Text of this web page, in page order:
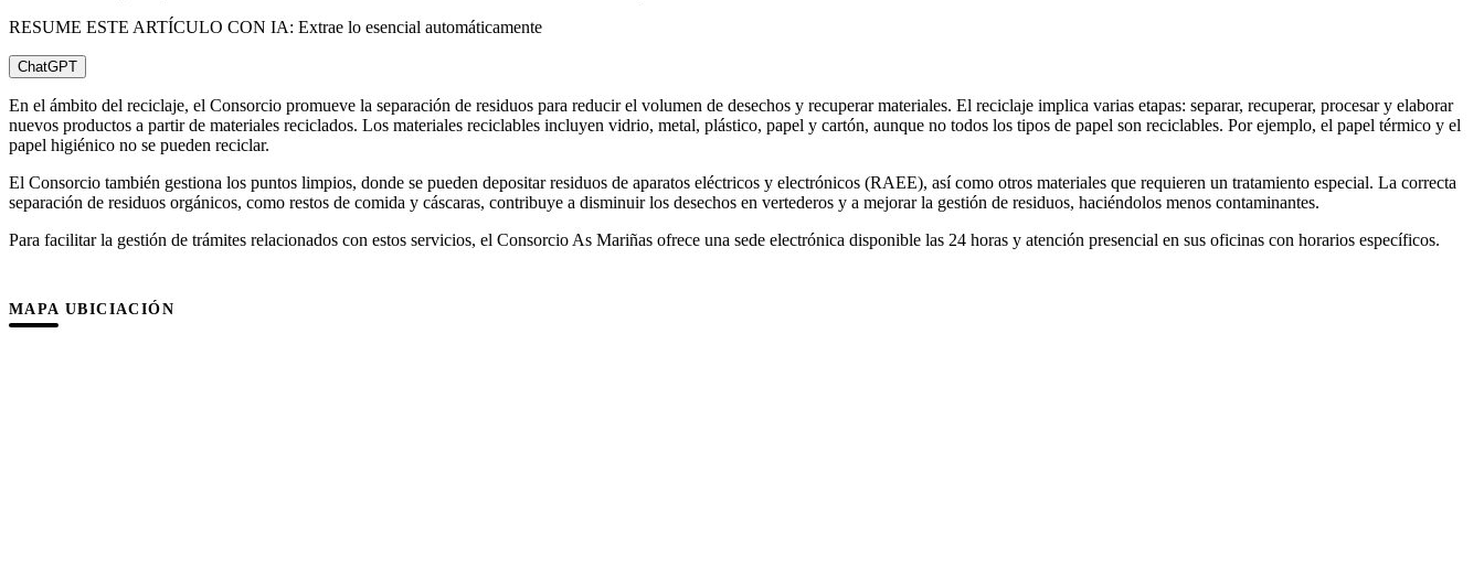
RESUME ESTE ARTÍCULO CON IA: Extrae lo esencial automáticamente
ChatGPT
En el ámbito del reciclaje, el Consorcio promueve la separación de residuos para reducir el volumen de desechos y recuperar materiales. El reciclaje implica varias etapas: separar, recuperar, procesar y elaborar
nuevos productos a partir de materiales reciclados. Los materiales reciclables incluyen vidrio, metal, plástico, papel y cartón, aunque no todos los tipos de papel son reciclables. Por ejemplo, el papel térmico y el
papel higiénico no se pueden reciclar.
El Consorcio también gestiona los puntos limpios, donde se pueden depositar residuos de aparatos eléctricos y electrónicos (RAEE), así como otros materiales que requieren un tratamiento especial. La correcta
separación de residuos orgánicos, como restos de comida y cáscaras, contribuye a disminuir los desechos en vertederos y a mejorar la gestión de residuos, haciéndolos menos contaminantes.
Para facilitar la gestión de trámites relacionados con estos servicios, el Consorcio As Mariñas ofrece una sede electrónica disponible las 24 horas y atención presencial en sus oficinas con horarios específicos.
MAPA UBICIACIÓN